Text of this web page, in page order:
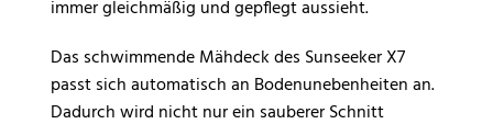
immer gleichmäßig und gepflegt aussieht.
Das schwimmende Mähdeck des Sunseeker X7
passt sich automatisch an Bodenunebenheiten an.
Dadurch wird nicht nur ein sauberer Schnitt